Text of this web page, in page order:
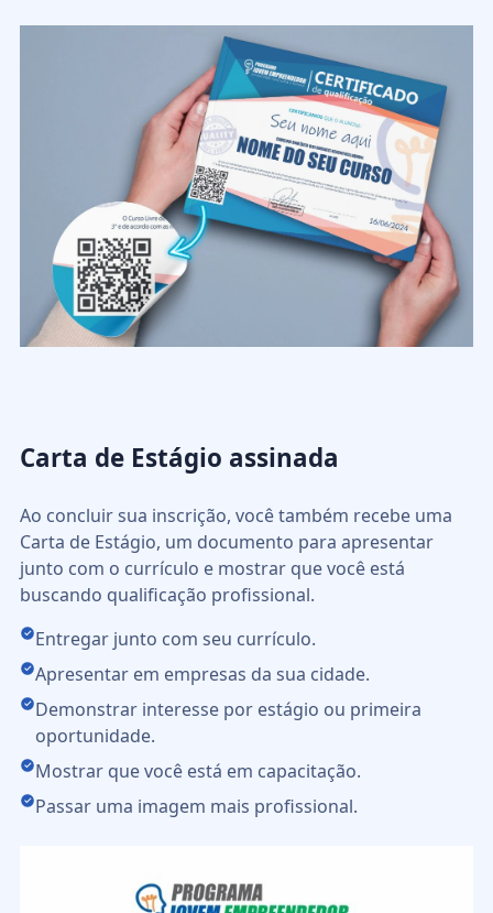
Carta de Estágio assinada
Ao concluir sua inscrição, você também recebe uma
Carta de Estágio, um documento para apresentar
junto com o currículo e mostrar que você está
buscando qualificação profissional.
Entregar junto com seu currículo.
Apresentar em empresas da sua cidade.
Demonstrar interesse por estágio ou primeira
oportunidade.
Mostrar que você está em capacitação.
Passar uma imagem mais profissional.